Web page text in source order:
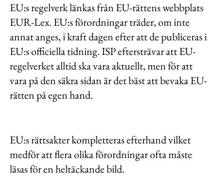
EU:s regelverk länkas från EU-rättens webbplats
EUR-Lex. EU:s förordningar träder, om inte
annat anges, i kraft dagen efter att de publiceras i
EU:s officiella tidning. ISP eftersträvar att EU-
regelverket alltid ska vara aktuellt, men för att
vara på den säkra sidan är det bäst att bevaka EU-
rätten på egen hand.
EU:s rättsakter kompletteras efterhand vilket
medför att flera olika förordningar ofta måste
läsas för en heltäckande bild.